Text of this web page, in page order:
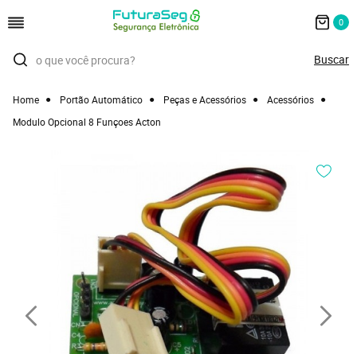
0
Home Portão Automático Peças e Acessórios
Acessórios
Modulo Opcional 8 Funçoes Acton